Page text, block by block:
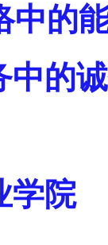
的
中的
学院